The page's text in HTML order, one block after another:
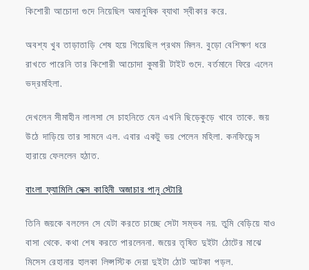
কিশোরী আচোদা গুদে নিয়েছিল অমানুষিক ব্যাথা স্বীকার করে.
অবশ্য খুব তাড়াতাড়ি শেষ হয়ে গিয়েছিল প্রথম মিলন. বুড়ো বেশিক্ষণ ধরে
রাখতে পারেনি তার কিশোরী আচোদা কুমারী টাইট গুদে. বর্তমানে ফিরে এলেন
ভদ্রমহিলা.
দেখলেন সীমাহীন লালসা সে চাহনিতে যেন এখনি ছিড়েকুড়ে খাবে তাকে. জয়
উঠে দাড়িয়ে তার সামনে এল. এবার একটু ভয় পেলেন মহিলা. কনফিডেন্স
হারায়ে ফেললেন হঠাত.
বাংলা ফ্যামিলি সেক্স কাহিনী অজাচার পানু স্টোরি
তিনি জয়কে বললেন সে যেটা করতে চাচ্ছে সেটা সম্ভব নয়. তুমি বেড়িয়ে যাও
বাসা থেকে. কথা শেষ করতে পারলেননা. জয়ের তৃষিত দুইটা ঠোটের মাঝে
মিসেস রেহানার হালকা লিপ্সস্টিক দেয়া দুইটা ঠোট আটকা পড়ল.